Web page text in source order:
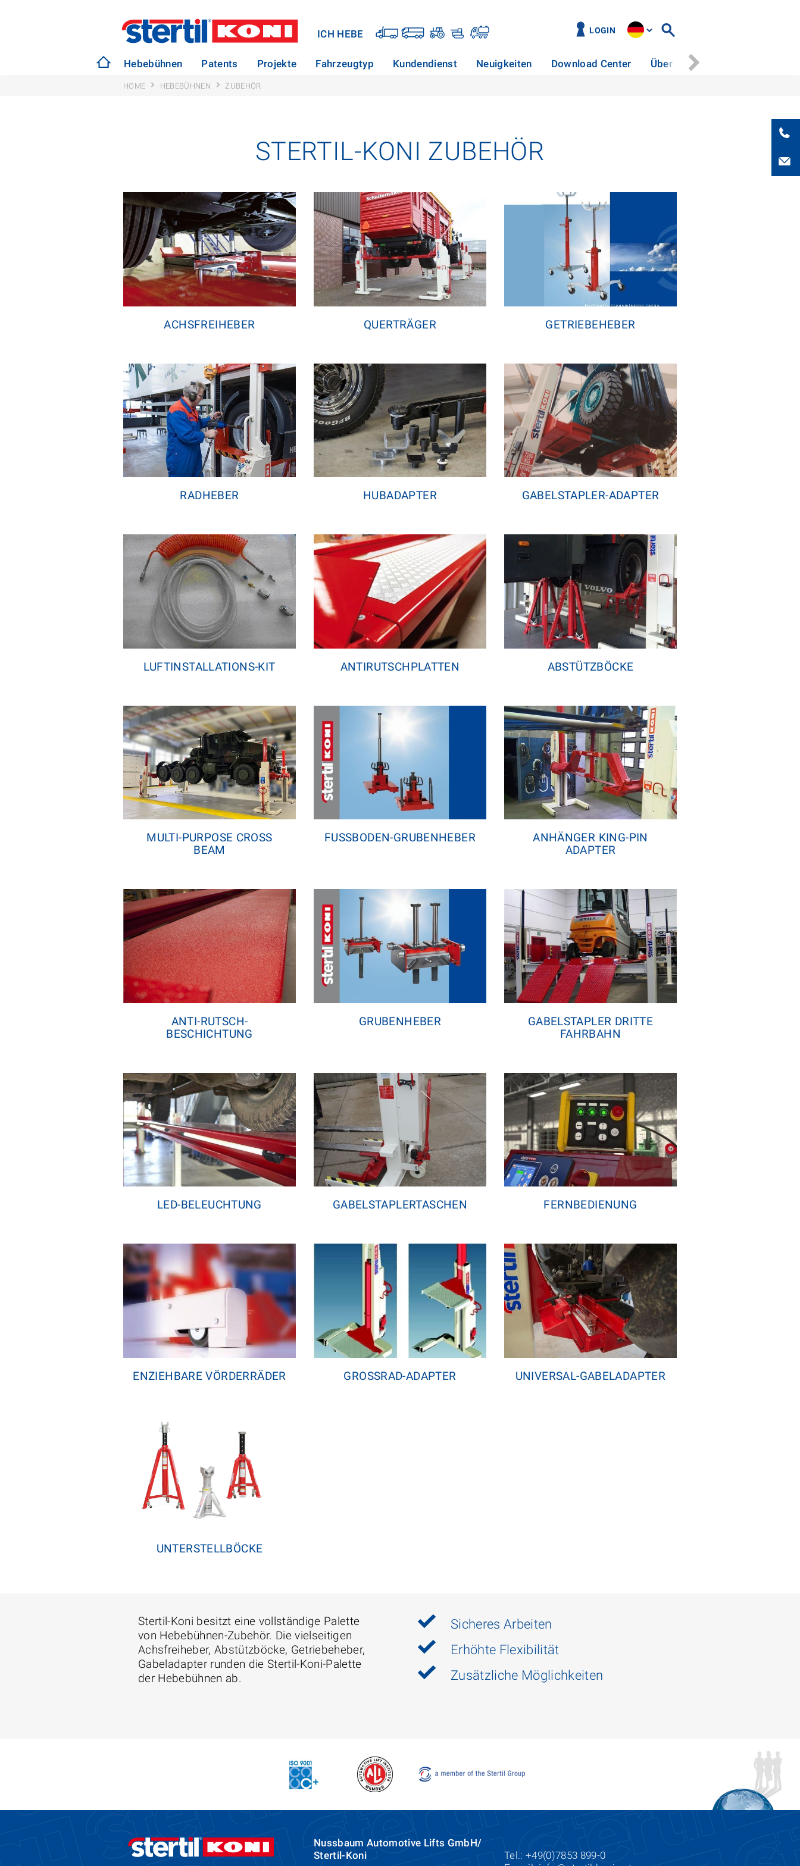
ICH HEBE LOGIN
Hebebühnen Patents Projekte Fahrzeugtyp Kundendienst Neuigkeiten Download Center Über uns
HOME HEBEBÜHNEN ZUBEHÖR
STERTIL-KONI ZUBEHÖR
ACHSFREIHEBER QUERTRÄGER GETRIEBEHEBER
RADHEBER HUBADAPTER GABELSTAPLER-ADAPTER
LUFTINSTALLATIONS-KIT ANTIRUTSCHPLATTEN ABSTÜTZBÖCKE
MULTI-PURPOSE CROSS
BEAM
FUSSBODEN-GRUBENHEBER
ANHÄNGER KING-PIN
ADAPTER
ANTI-RUTSCH-
BESCHICHTUNG
GRUBENHEBER
GABELSTAPLER DRITTE
FAHRBAHN
LED-BELEUCHTUNG GABELSTAPLERTASCHEN FERNBEDIENUNG
ENZIEHBARE VÖRDERRÄDER GROSSRAD-ADAPTER UNIVERSAL-GABELADAPTER
UNTERSTELLBÖCKE
Stertil-Koni besitzt eine vollständige Palette
von Hebebühnen-Zubehör. Die vielseitigen
Achsfreiheber, Abstützböcke, Getriebeheber,
Gabeladapter runden die Stertil-Koni-Palette
der Hebebühnen ab.
Sicheres Arbeiten
Erhöhte Flexibilität
Zusätzliche Möglichkeiten
Nussbaum Automotive Lifts GmbH/
Stertil-Koni
Tel.: +49(0)7853 899-0